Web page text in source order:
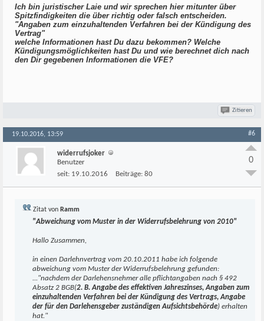
Ich bin juristischer Laie und wir sprechen hier mitunter über
Spitzfindigkeiten die über richtig oder falsch entscheiden.
"Angaben zum einzuhaltenden Verfahren bei der Kündigung des
Vertrag"
welche Informationen hast Du dazu bekommen? Welche
Kündigungsmöglichkeiten hast Du und wie berechnet dich nach
den Dir gegebenen Informationen die VFE?
Zitieren
19.10.2016, 13:59 #6
widerrufsjoker
Benutzer
seit: 19.10.2016 Beiträge: 80
0
Zitat von Ramm
"Abweichung vom Muster in der Widerrufsbelehrung von 2010"
Hallo Zusammen,
in einen Darlehnvertrag vom 20.10.2011 habe ich folgende
abweichung vom Muster der Widerrufsbelehrung gefunden:
..."nachdem der Darlehensnehmer alle pflichtangaben nach § 492
Absatz 2 BGB(2. B. Angabe des effektiven Jahreszinses, Angaben zum
einzuhaltenden Verfahren bei der Kündigung des Vertrags, Angabe
der für den Darlehensgeber zuständigen Aufsichtsbehörde) erhalten
hat."